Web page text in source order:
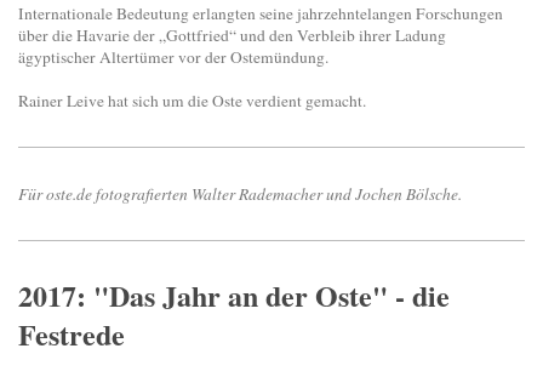
Internationale Bedeutung erlangten seine jahrzehntelangen Forschungen
über die Havarie der „Gottfried“ und den Verbleib ihrer Ladung
ägyptischer Altertümer vor der Ostemündung.
Rainer Leive hat sich um die Oste verdient gemacht.
Für oste.de fotografierten Walter Rademacher und Jochen Bölsche.
2017: "Das Jahr an der Oste" - die
Festrede